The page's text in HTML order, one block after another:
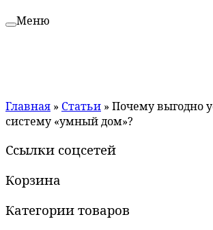
Меню
Главная » Статьи » Почему выгодно
систему «умный дом»?
Ссылки соцсетей
Корзина
Категории товаров